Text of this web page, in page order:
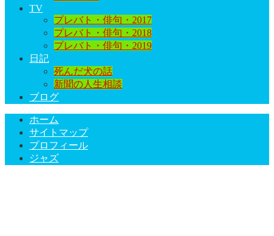
TV
プレバト・俳句・2017
プレバト・俳句・2018
プレバト・俳句・2019
日記
死んだ犬の話
新聞の人生相談
ブログ
ホーム
サイトマップ
プロフィール
ジャズ